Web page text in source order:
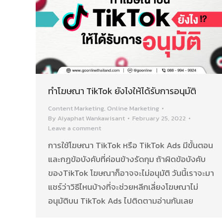
ทำโฆษณา TikTok ยังไงให้ได้รับการอนุมัติ
Content Marketing, Online Marketing
By Aiyaphat Wankawisant
February 25, 2022
Leave a comment
การใช้โฆษณา TikTok หรือ TikTok Ads มีขั้นตอน
และกฏข้อบังคับที่ค่อนข้างรัดกุม ถ้าผิดข้อบังคับ
ของTikTok โฆษณาก็อาจจะไม่อนุมัติ วันนี้เราจะมา
แชร์ว่าวิธีไหนบ้างที่จะช่วยหลีกเลี่ยงโฆษณาไม่
อนุมัติบน TikTok Ads ไปติดตามอ่านกันเลย